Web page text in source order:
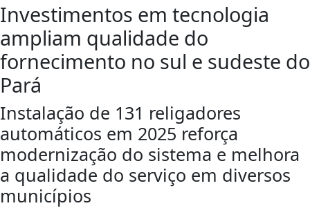
Investimentos em tecnologia
ampliam qualidade do
fornecimento no sul e sudeste do
Pará
Instalação de 131 religadores
automáticos em 2025 reforça
modernização do sistema e melhora
a qualidade do serviço em diversos
municípios